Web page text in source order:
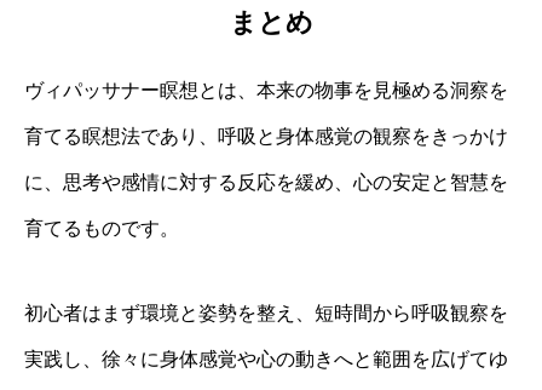
まとめ
ヴィパッサナー瞑想とは、本来の物事を見極める洞察を
育てる瞑想法であり、呼吸と身体感覚の観察をきっかけ
に、思考や感情に対する反応を緩め、心の安定と智慧を
育てるものです。
初心者はまず環境と姿勢を整え、短時間から呼吸観察を
実践し、徐々に身体感覚や心の動きへと範囲を広げてゆ